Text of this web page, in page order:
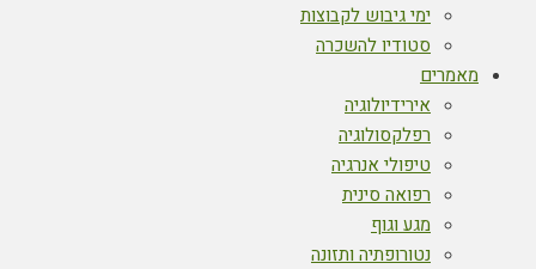
ימי גיבוש לקבוצות
סטודיו להשכרה
מאמרים
אירידיולוגיה
רפלקסולוגיה
טיפולי אנרגיה
רפואה סינית
מגע וגוף
נטורופתיה ותזונה